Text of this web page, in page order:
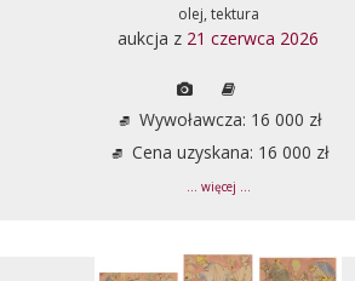
olej, tektura
aukcja z 21 czerwca 2026
Wywoławcza: 16 000 zł
Cena uzyskana: 16 000 zł
... więcej ...